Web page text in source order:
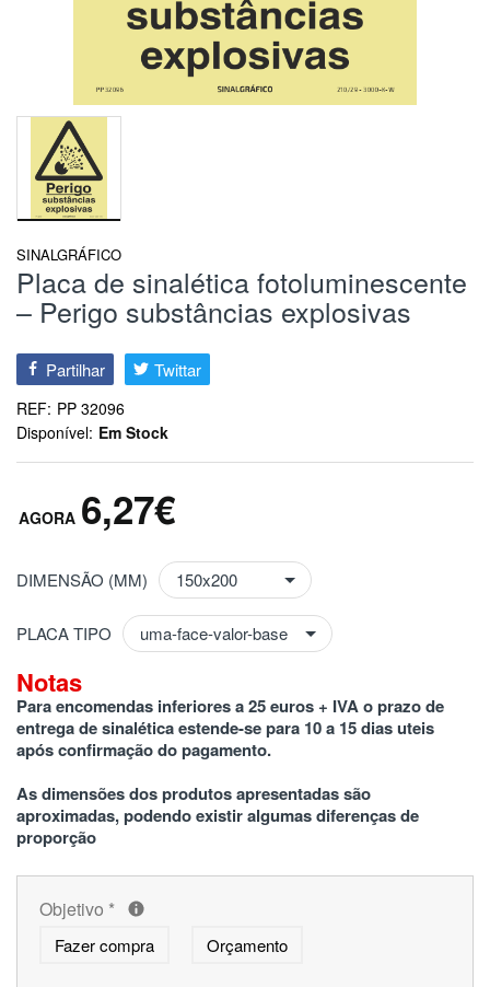
SINALGRÁFICO
Placa de sinalética fotoluminescente
– Perigo substâncias explosivas
Partilhar Twittar
REF: PP 32096
Disponível: Em Stock
6,27€
DIMENSÃO (MM)
PLACA TIPO
Notas
Para encomendas inferiores a 25 euros + IVA o prazo de
entrega de sinalética estende-se para 10 a 15 dias uteis
após confirmação do pagamento.
As dimensões dos produtos apresentadas são
aproximadas, podendo existir algumas diferenças de
proporção
Objetivo *
Fazer compra Orçamento